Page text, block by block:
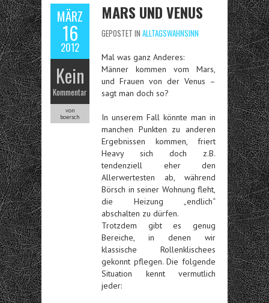
MÄRZ
16
2012
Kein
Kommentar
von
boersch
MARS UND VENUS
GEPOSTET IN ALLTAGSWAHNSINN
Mal was ganz Anderes:
Männer kommen vom Mars,
und Frauen von der Venus –
sagt man doch so?
In unserem Fall könnte man in
manchen Punkten zu anderen
Ergebnissen kommen, friert
Heavy sich doch z.B.
tendenziell eher den
Allerwertesten ab, während
Börsch in seiner Wohnung fleht,
die Heizung „endlich“
abschalten zu dürfen.
Trotzdem gibt es genug
Bereiche, in denen wir
klassische Rollenklischees
gekonnt pflegen. Die folgende
Situation kennt vermutlich
jeder: